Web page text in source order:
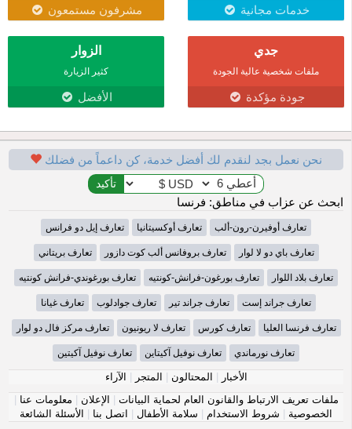
خدمات مجانية مشرفون مستمعون
جدي
ملفات شخصية عالية الجودة
جودة مؤكدة
الزوار
كثير الزيارة
الأفضل
نحن نعمل بجد لنقدم لك أفضل خدمة، كن داعماً من فضلك
ابحث عن عزاب في مناطق: فرنسا
تعارف أوفيرن-رون-ألب تعارف أوكسيتانيا تعارف إيل دو فرانس
تعارف باي دو لا لوار تعارف بروفانس ألب كوت دازور تعارف بريتاني
تعارف بلاد اللوار تعارف بورغون-فرانش-كونتيه تعارف بورغوندي-فرانش كونتيه
تعارف جراند إست تعارف جراند تير تعارف جوادلوب تعارف غيانا
تعارف فرنسا العليا تعارف كورس تعارف لا ريونيون تعارف مركز فال دو لوار
تعارف نورماندي تعارف نوفيل آكيتاين تعارف نوفيل آكيتين
الأخبار | المحتالون | المتجر | الآراء
ملفات تعريف الارتباط والقانون العام لحماية البيانات | الإعلان | معلومات عنا |
الخصوصية | شروط الاستخدام | سلامة الأطفال | اتصل بنا | الأسئلة الشائعة